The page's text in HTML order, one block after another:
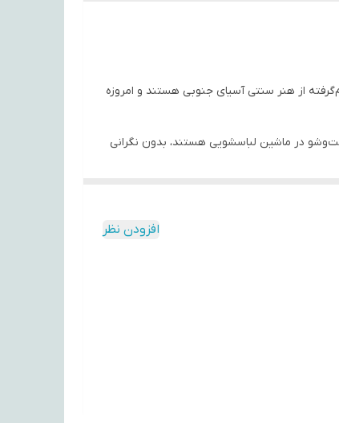
از هنر سنتی آسیای جنوبی هستند و امروزه
در ماشین لباسشویی هستند، بدون نگرانی
افزودن نظر